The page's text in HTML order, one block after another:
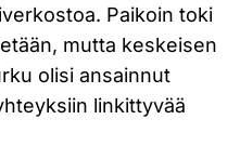
Paikoin toki
mutta keskeisen
olisi ansainnut
linkittyvää